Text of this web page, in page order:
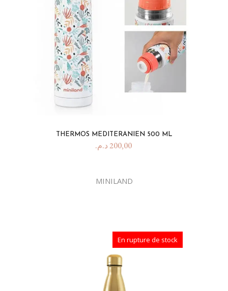
THERMOS MEDITERANIEN 500 ML
200,00د.م.
MINILAND
En rupture de stock